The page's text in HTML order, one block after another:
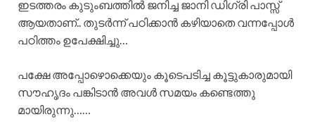
ഇടത്തരം കുടുംബത്തിൽ ജനിച്ച ജാനി ഡിഗ്രി പാസ്സ്
ആയതാണ്.. തുടർന്ന് പഠിക്കാൻ കഴിയാതെ വന്നപ്പോൾ
പഠിത്തം ഉപേക്ഷിച്ചു…
പക്ഷേ അപ്പോഴൊക്കെയും കൂടെപടിച്ച കൂട്ടുകാരുമായി
സൗഹൃദം പങ്കിടാൻ അവൾ സമയം കണ്ടെത്തു
മായിരുന്നു……